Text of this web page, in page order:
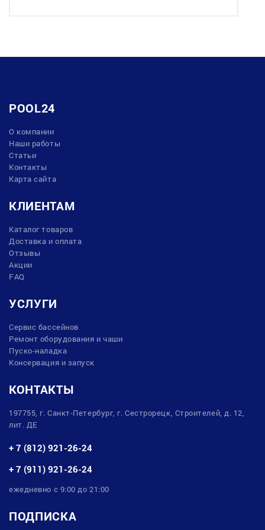
POOL24
О компании
Наши работы
Статьи
Контакты
Карта сайта
КЛИЕНТАМ
Каталог товаров
Доставка и оплата
Отзывы
Акции
FAQ
УСЛУГИ
Сервис бассейнов
Ремонт оборудования и чаши
Пуско-наладка
Консервация и запуск
КОНТАКТЫ
197755, г. Санкт-Петербург, г. Сестрорецк, Строителей, д. 12,
лит. ДЕ
+ 7 (812) 921-26-24
+ 7 (911) 921-26-24
ежедневно с 9:00 до 21:00
ПОДПИСКА